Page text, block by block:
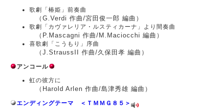
歌劇「椿姫」前奏曲
（G.Verdi 作曲/宮田俊一郎 編曲）
歌劇「カヴァレリア・ルスティカーナ」より間奏曲
（P.Mascagni 作曲/M.Maciocchi 編曲）
喜歌劇「こうもり」序曲
（J.StraussII 作曲/久保田孝 編曲）
アンコール
虹の彼方に
（Harold Arlen 作曲/島津秀雄 編曲）
エンディングテーマ ＜ＴＭＭＧ８５＞